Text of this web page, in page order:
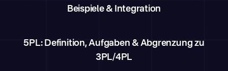
Beispiele & Integration
5PL: Definition, Aufgaben & Abgrenzung zu
3PL/4PL